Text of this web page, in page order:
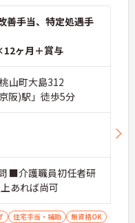
善手当、特定処遇手
ヶ月＋賞与
山町大島312
阪)駅」徒歩5分
■介護職員初任者研
あれば尚可
住宅手当・補助
無資格OK